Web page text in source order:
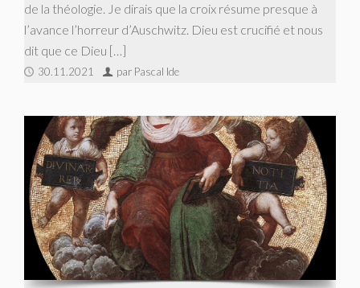
de la théologie. Je dirais que la croix résume presque à
l’avance l’horreur d’Auschwitz. Dieu est crucifié et nous
dit que ce Dieu […]
30.11.2021 par Pascal Ide